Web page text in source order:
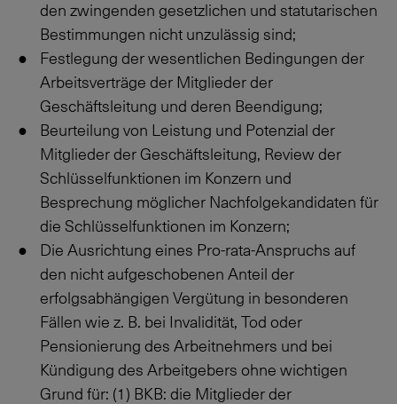
den zwingenden gesetzlichen und statutarischen
Bestimmungen nicht unzulässig sind;
Festlegung der wesentlichen Bedingungen der
Arbeitsverträge der Mitglieder der
Geschäftsleitung und deren Beendigung;
Beurteilung von Leistung und Potenzial der
Mitglieder der Geschäftsleitung, Review der
Schlüsselfunktionen im Konzern und
Besprechung möglicher Nachfolgekandidaten für
die Schlüsselfunktionen im Konzern;
Die Ausrichtung eines Pro-rata-Anspruchs auf
den nicht aufgeschobenen Anteil der
erfolgsabhängigen Vergütung in besonderen
Fällen wie z. B. bei Invalidität, Tod oder
Pensionierung des Arbeitnehmers und bei
Kündigung des Arbeitgebers ohne wichtigen
Grund für: (1) BKB: die Mitglieder der